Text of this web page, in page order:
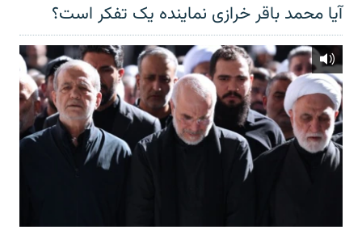
آیا محمد باقر خرازی نماینده یک تفکر است؟